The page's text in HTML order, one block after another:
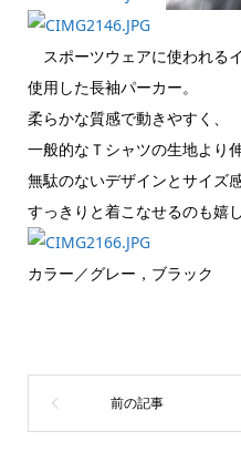
スポーツウェアに使われる
使用した長袖パーカー。
柔らかな質感で動きやすく、
一般的なＴシャツの生地より
無駄のないデザインとサイズ
すっきりと着こなせるのも嬉
カラー／グレー，ブラック